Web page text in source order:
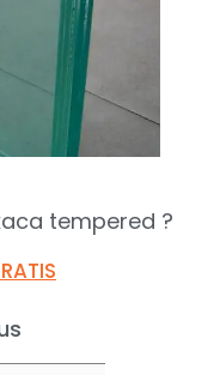
tempered ?